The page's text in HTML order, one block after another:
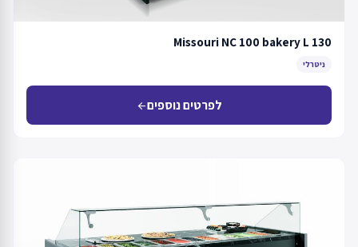
Missouri NC 100 bakery L 130
ניטרלי
לפרטים נוספיםarrow_back